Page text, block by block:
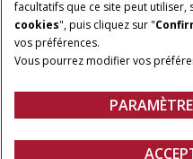
facultatifs que ce site peut utiliser,
cookies", puis cliquez sur "
vos préférences.
Vous pourrez modifier vos